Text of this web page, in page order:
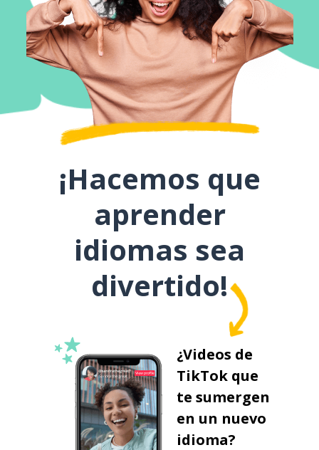
¡Hacemos que
aprender
idiomas sea
divertido!
¿Videos de
TikTok que
te sumergen
en un nuevo
idioma?